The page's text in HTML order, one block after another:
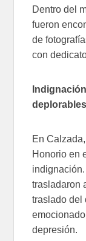
Dentro del
fueron
de
con
deplorables
En
Honorio en
trasladaron
traslado del
depresión.